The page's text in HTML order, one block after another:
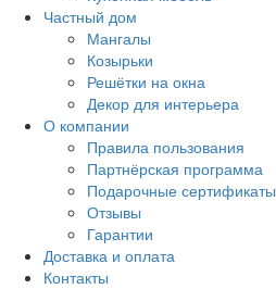
Частный дом
Мангалы
Козырьки
Решётки на окна
Декор для интерьера
О компании
Правила пользования
Партнёрская программа
Подарочные сертификаты
Отзывы
Гарантии
Доставка и оплата
Контакты